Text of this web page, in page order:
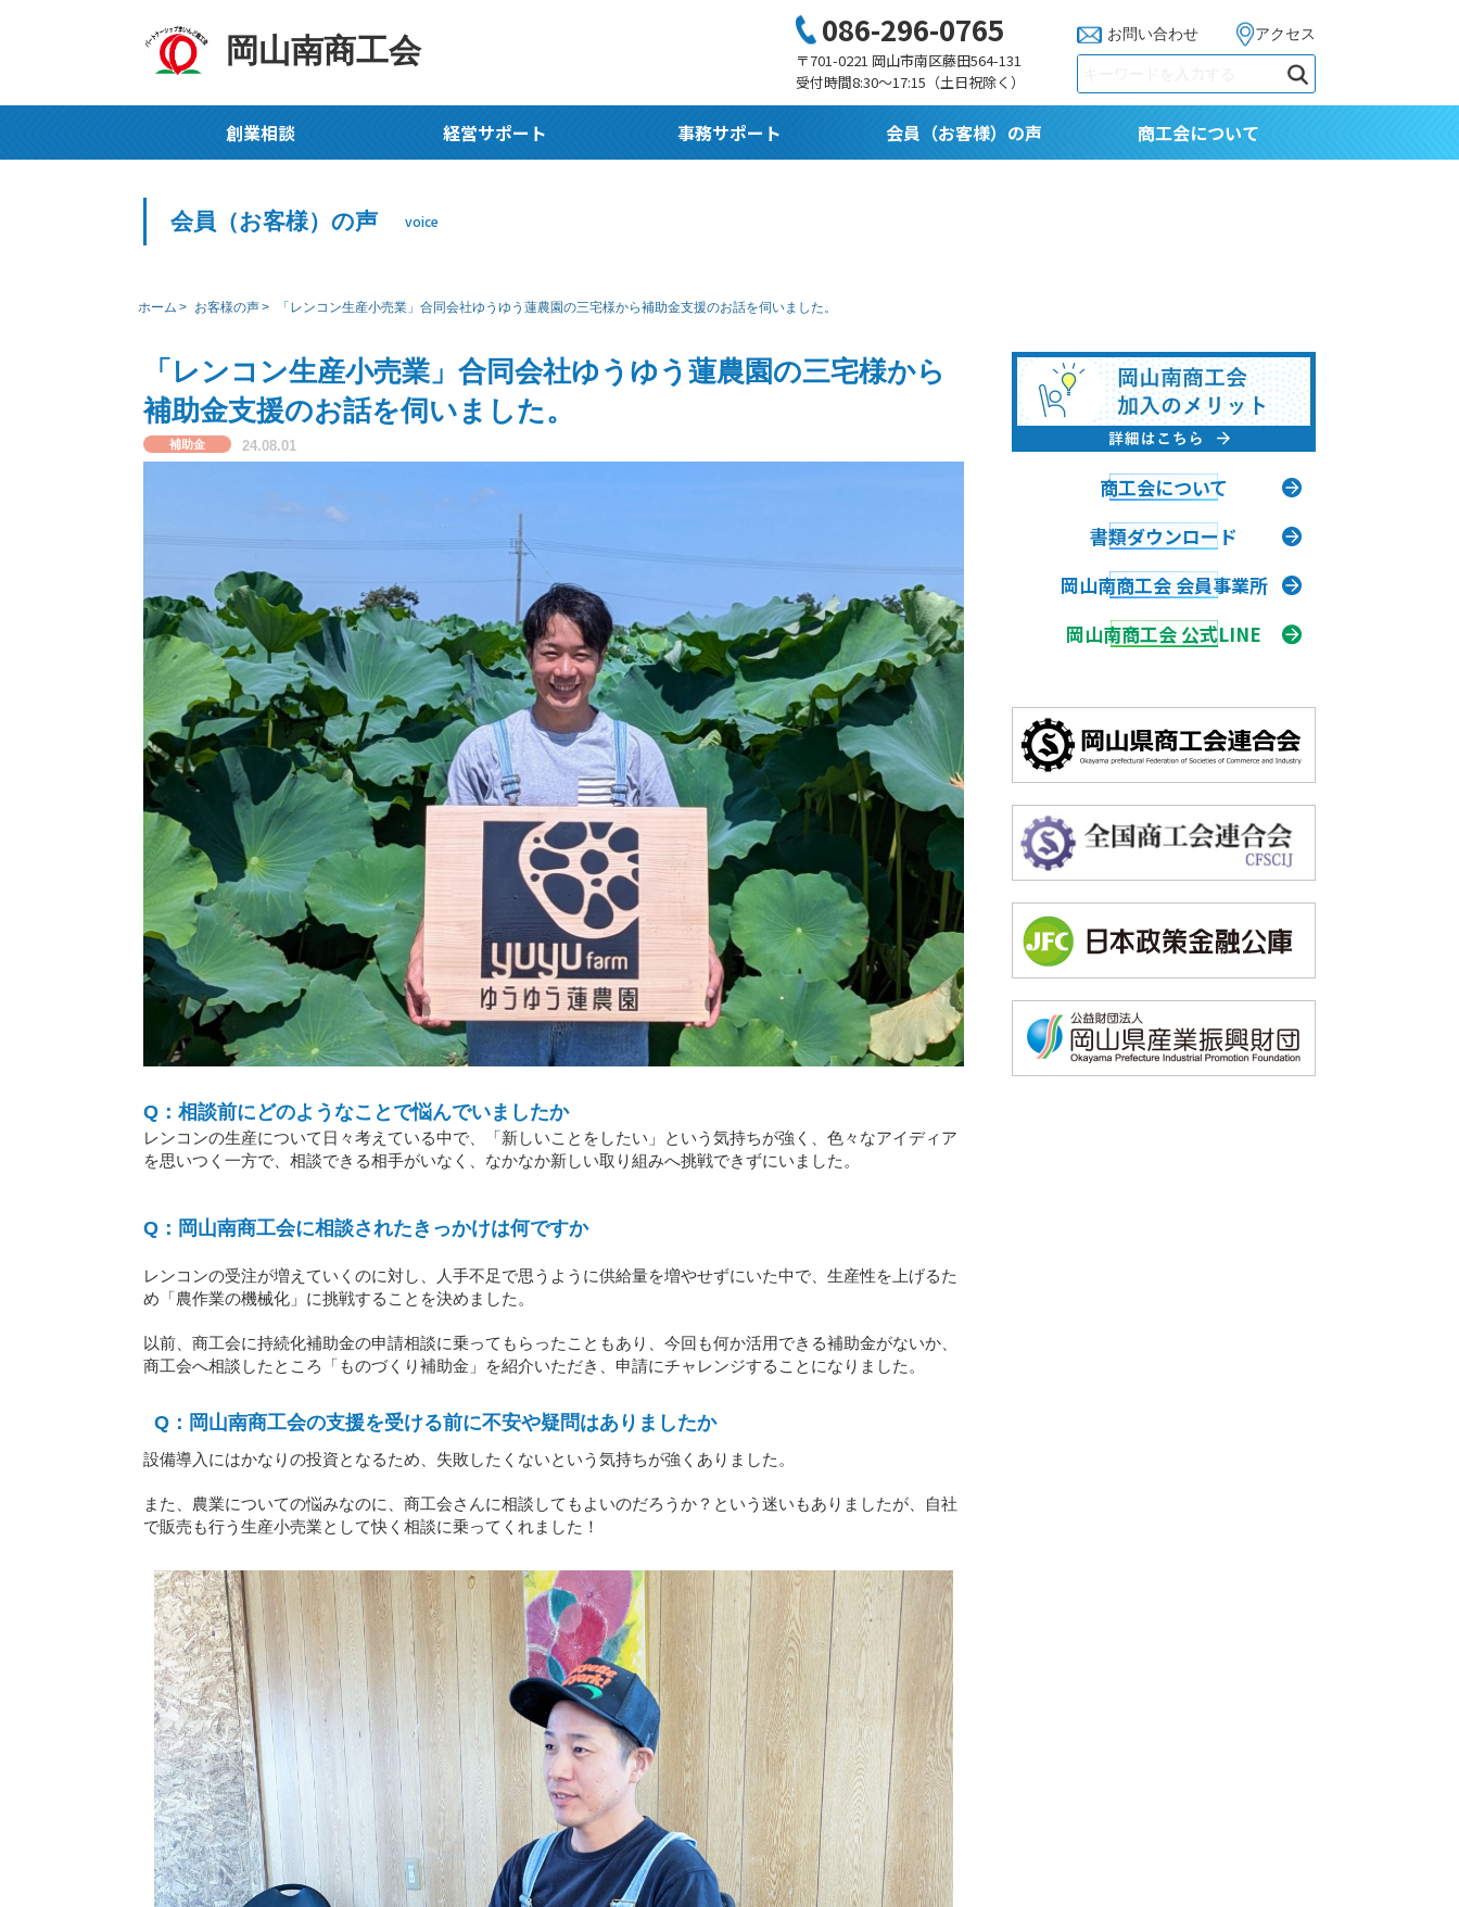
岡山南商工会
086-296-0765
〒701-0221 岡山市南区藤田564-131
受付時間8:30〜17:15（土日祝除く）
お問い合わせ アクセス
創業相談 経営サポート 事務サポート 会員（お客様）の声 商工会について
会員（お客様）の声 voice
ホーム お客様の声 「レンコン生産小売業」合同会社ゆうゆう蓮農園の三宅様から補助金支援のお話を伺いました。
「レンコン生産小売業」合同会社ゆうゆう蓮農園の三宅様から
補助金支援のお話を伺いました。
補助金 24.08.01
Q：相談前にどのようなことで悩んでいましたか
レンコンの生産について日々考えている中で、「新しいことをしたい」という気持ちが強く、色々なアイディア
を思いつく一方で、相談できる相手がいなく、なかなか新しい取り組みへ挑戦できずにいました。
Q：岡山南商工会に相談されたきっかけは何ですか
レンコンの受注が増えていくのに対し、人手不足で思うように供給量を増やせずにいた中で、生産性を上げるた
め「農作業の機械化」に挑戦することを決めました。
以前、商工会に持続化補助金の申請相談に乗ってもらったこともあり、今回も何か活用できる補助金がないか、
商工会へ相談したところ「ものづくり補助金」を紹介いただき、申請にチャレンジすることになりました。
Q：岡山南商工会の支援を受ける前に不安や疑問はありましたか
設備導入にはかなりの投資となるため、失敗したくないという気持ちが強くありました。
また、農業についての悩みなのに、商工会さんに相談してもよいのだろうか？という迷いもありましたが、自社
で販売も行う生産小売業として快く相談に乗ってくれました！
商工会について
書類ダウンロード
岡山南商工会 会員事業所
岡山南商工会 公式LINE